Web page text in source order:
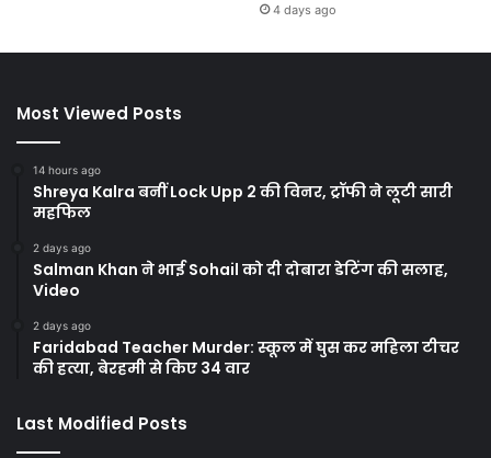
4 days ago
Most Viewed Posts
14 hours ago
Shreya Kalra बनीं Lock Upp 2 की विनर, ट्रॉफी ने लूटी सारी
महफिल
2 days ago
Salman Khan ने भाई Sohail को दी दोबारा डेटिंग की सलाह,
Video
2 days ago
Faridabad Teacher Murder: स्कूल में घुस कर महिला टीचर
की हत्या, बेरहमी से किए 34 वार
Last Modified Posts